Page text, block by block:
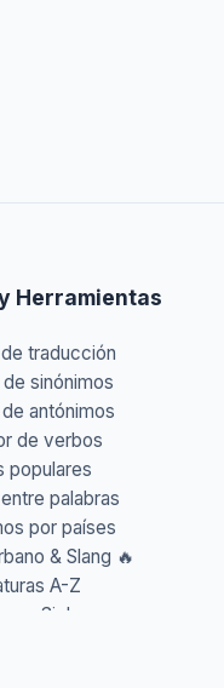
Herramientas
traducción
sinónimos
antónimos
de verbos
populares
palabras
por países
& Slang 🔥
A-Z
y Siglas